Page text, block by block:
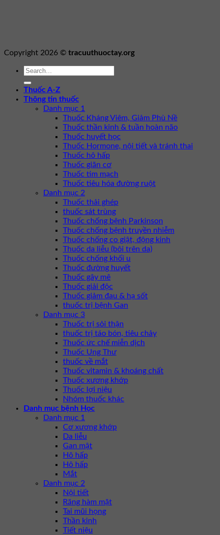
Copyright 2026 © tracuuthuoctay.org
Thuốc A-Z
Thông tin thuốc
Danh mục 1
Thuốc Kháng Viêm, Giảm Phù Nề
Thuốc thần kinh & tuần hoàn não
Thuốc huyết học
Thuốc Hormone, nội tiết và tránh thai
Thuốc hô hấp
Thuốc giãn cơ
Thuốc tim mạch
Thuốc tiêu hóa đường ruột
Danh mục 2
Thuốc thải ghép
thuốc sát trùng
Thuốc chống bệnh Parkinson
Thuốc chống bệnh truyền nhiễm
Thuốc chống co giật, động kinh
Thuốc da liễu (bôi trên da)
Thuốc chống khối u
Thuốc đường huyết
Thuốc gây mê
Thuốc giải độc
Thuốc giảm đau & hạ sốt
thuốc trị bệnh Gan
Danh mục 3
Thuốc trị sỏi thận
thuốc trị táo bón, tiêu chảy
Thuốc ức chế miễn dịch
Thuốc Ung Thư
thuốc về mắt
Thuốc vitamin & khoáng chất
Thuốc xương khớp
Thuốc lợi niệu
Nhóm thuốc khác
Danh mục bệnh Học
Danh mục 1
Cơ xương khớp
Da liễu
Gan mật
Hô hấp
Hô hấp
Mắt
Danh mục 2
Nội tiết
Răng hàm mặt
Tai mũi họng
Thần kinh
Tiết niệu